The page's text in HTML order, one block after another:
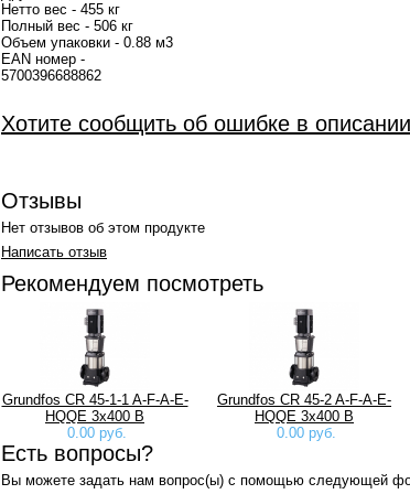
Нетто вес - 455 кг
Полный вес - 506 кг
Объем упаковки - 0.88 м3
EAN номер -
Хотите сообщить об ошибке в
Отзывы
Нет отзывов об этом продукте
Написать отзыв
Рекомендуем посмотреть
Grundfos CR 45-1-1 A-F-A-E-
HQQE 3х400 В
0.00 руб.
Grundfos CR 45-2 A-F-A-E-
HQQE 3х400 В
0.00 руб.
Есть вопросы?
Вы можете задать нам вопрос(ы) с помощью следующей